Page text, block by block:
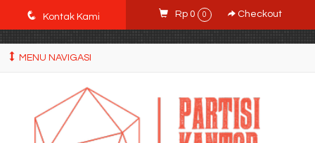
POWgW_CidIRh4HWyBRJVVZyqc0CP9mpkA8eE65rpyX0" />
q Kontak Kami Rp 0 0 Checkout
MENU NAVIGASI